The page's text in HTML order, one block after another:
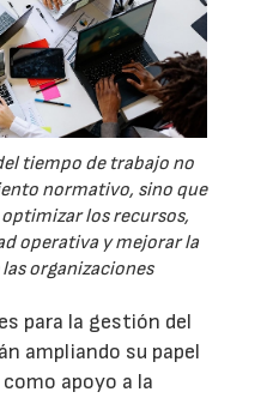
tiempo de trabajo no
normativo, sino que
los recursos,
operativa y mejorar la
organizaciones
para la gestión del
ampliando su papel
apoyo a la